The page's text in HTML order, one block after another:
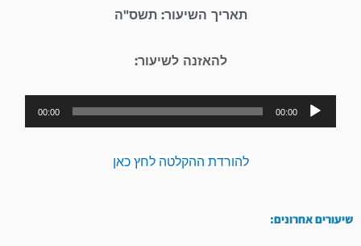
תאריך השיעור: תשס"ה
להאזנה לשיעור:
נגן
אודיו
00:00
00:00
להורדת ההקלטה לחץ כאן
שיעורים אחרונים: